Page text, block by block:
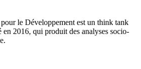
le Développement est un think tank
en 2016, qui produit des analyses socio-